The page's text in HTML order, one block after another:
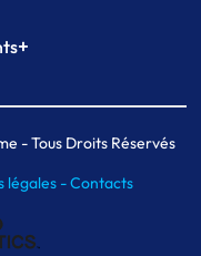
+
- Tous Droits Réservés
légales -Contacts